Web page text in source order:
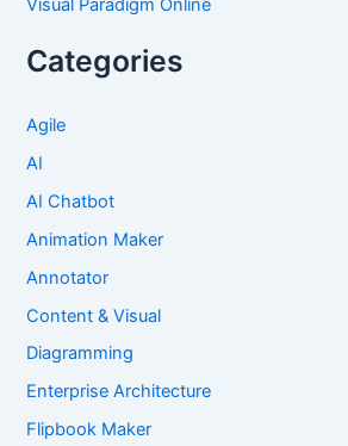
Visual Paradigm Online
Categories
Agile
AI
AI Chatbot
Animation Maker
Annotator
Content & Visual
Diagramming
Enterprise Architecture
Flipbook Maker